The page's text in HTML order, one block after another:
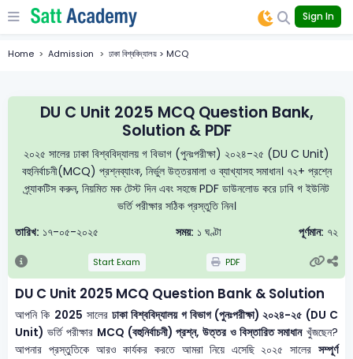
Sign In
Home Admission ঢাকা বিশ্ববিদ্যালয় > MCQ
DU C Unit 2025 MCQ Question Bank,
Solution & PDF
২০২৫ সালের ঢাকা বিশ্ববিদ্যালয় গ বিভাগ (পুনঃপরীক্ষা) ২০২৪-২৫ (DU C Unit)
বহুনির্বাচনী(MCQ) প্রশ্নব্যাংক, নির্ভুল উত্তরমালা ও ব্যাখ্যাসহ সমাধান। ৭২+ প্রশ্নে
প্র্যাকটিস করুন, নিয়মিত মক টেস্ট দিন এবং সহজে PDF ডাউনলোড করে ঢাবি গ ইউনিট
ভর্তি পরীক্ষার সঠিক প্রস্তুতি নিন।
তারিখ: ১৭-০৫-২০২৫ সময়: ১ ঘণ্টা পূর্ণমান: ৭২
Start Exam PDF
DU C Unit 2025 MCQ Question Bank & Solution
আপনি কি 2025 সালেরঢাকা বিশ্ববিদ্যালয় গ বিভাগ (পুনঃপরীক্ষা) ২০২৪-২৫ (DU C
Unit) ভর্তি পরীক্ষার MCQ (বহুনির্বাচনী) প্রশ্ন, উত্তর ও বিস্তারিত সমাধানখুঁজছেন?
আপনার প্রস্তুতিকে আরও কার্যকর করতে আমরা নিয়ে এসেছি ২০২৫ সালের সম্পূর্ণ